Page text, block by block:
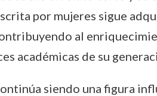
por mujeres sigue
al
académicas de su
siendo una figura